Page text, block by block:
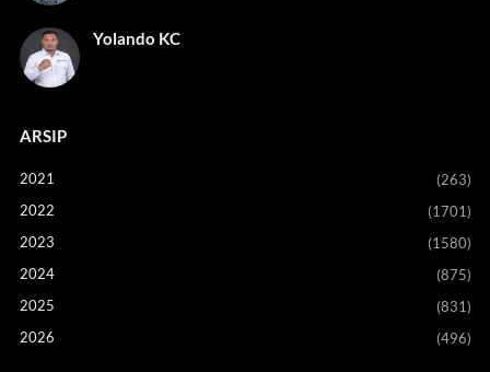
Yolando KC
ARSIP
2021
(263)
2022
(1701)
2023
(1580)
2024
(875)
2025
(831)
2026
(496)